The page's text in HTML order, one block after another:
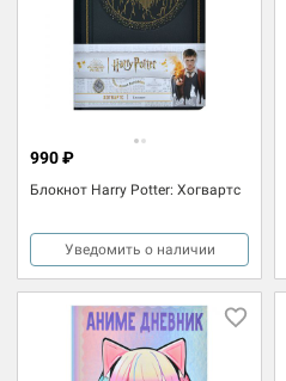
Блокнот Harry Potter: Хогвартс
990 ₽
Уведомить о наличии